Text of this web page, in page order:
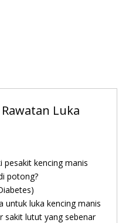
Luka
pesakit kencing manis
potong?
untuk luka kencing manis
sakit lutut yang sebenar